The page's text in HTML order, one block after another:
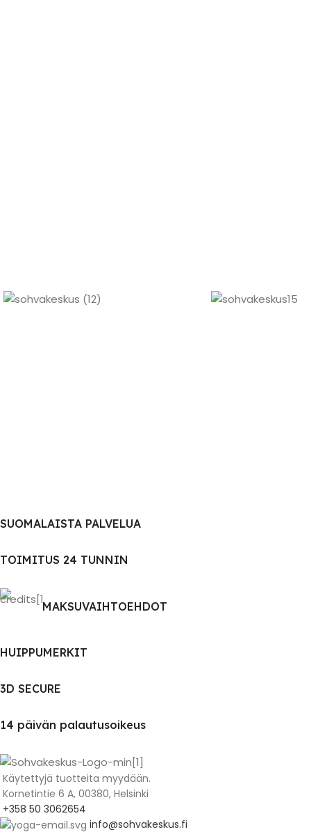
SUOMALAISTA PALVELUA
TOIMITUS 24 TUNNIN
MAKSUVAIHTOEHDOT
HUIPPUMERKIT
3D SECURE
14 päivän palautusoikeus
Käytettyjä tuotteita myydään.
Kornetintie 6 A, 00380, Helsinki
+358 50 3062654
info@sohvakeskus.fi